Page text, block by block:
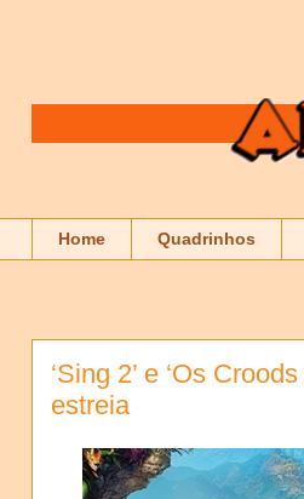
Home Quadrinhos
‘Sing 2’ e ‘Os
estreia